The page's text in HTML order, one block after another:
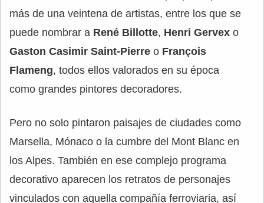
más de una veintena de artistas, entre los que se
puede nombrar a René Billotte, Henri Gervex o
Gaston Casimir Saint-Pierre o François
Flameng, todos ellos valorados en su época
como grandes pintores decoradores.
Pero no solo pintaron paisajes de ciudades como
Marsella, Mónaco o la cumbre del Mont Blanc en
los Alpes. También en ese complejo programa
decorativo aparecen los retratos de personajes
vinculados con aquella compañía ferroviaria, así